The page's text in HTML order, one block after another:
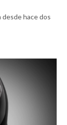
desde hace dos